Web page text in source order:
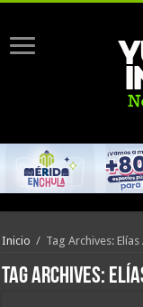
Inicio / Tag Archives:
Tag Archives: